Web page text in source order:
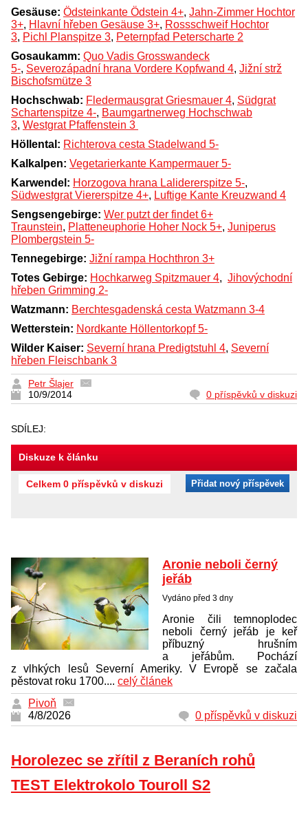
Gesäuse: Ödsteinkante Ödstein 4+, Jahn-Zimmer Hochtor
3+, Hlavní hřeben Gesäuse 3+, Rossschweif Hochtor
3, Pichl Planspitze 3, Peternpfad Peterscharte 2
Gosaukamm: Quo Vadis Grosswandeck
5-, Severozápadní hrana Vordere Kopfwand 4, Jižní strž
Bischofsmütze 3
Hochschwab: Fledermausgrat Griesmauer 4, Südgrat
Schartenspitze 4-, Baumgartnerweg Hochschwab
3, Westgrat Pfaffenstein 3
Höllental: Richterova cesta Stadelwand 5-
Kalkalpen: Vegetarierkante Kampermauer 5-
Karwendel: Horzogova hrana Lalidererspitze 5-,
Südwestgrat Viererspitze 4+, Luftige Kante Kreuzwand 4
Sengsengebirge: Wer putzt der findet 6+
Traunstein, Platteneuphorie Hoher Nock 5+, Juniperus
Plombergstein 5-
Tennegebirge: Jižní rampa Hochthron 3+
Totes Gebirge: Hochkarweg Spitzmauer 4, Jihovýchodní
hřeben Grimming 2-
Watzmann: Berchtesgadenská cesta Watzmann 3-4
Wetterstein: Nordkante Höllentorkopf 5-
Wilder Kaiser: Severní hrana Predigtstuhl 4, Severní
hřeben Fleischbank 3
Petr Šlajer
10/9/2014
0 příspěvků v diskuzi
SDÍLEJ:
Diskuze k článku
Celkem 0 příspěvků v diskuzi Přidat nový příspěvek
Aronie neboli černý
jeřáb
Vydáno před 3 dny
Aronie čili temnoplodec
neboli černý jeřáb je keř
příbuzný hrušním
a jeřábům. Pochází
z vlhkých lesů Severní Ameriky. V Evropě se začala
pěstovat roku 1700.... celý článek
Pivoň
4/8/2026
0 příspěvků v diskuzi
Horolezec se zřítil z Beraních rohů
TEST Elektrokolo Touroll S2